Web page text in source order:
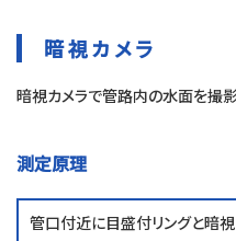
暗視カメラ
暗視カメラで管路内の水面を撮影
測定原理
管口付近に目盛付リングと暗視